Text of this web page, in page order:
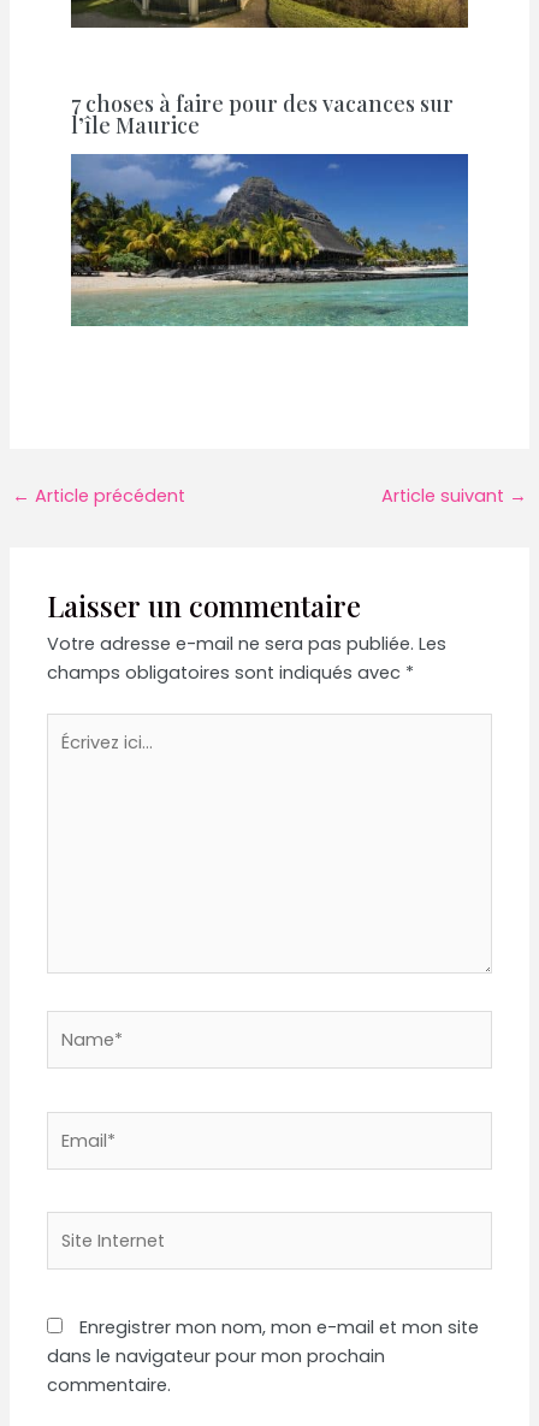
7 choses à faire pour des vacances sur
l’île Maurice
Navigation
← Article précédent Article suivant →
Laisser un commentaire
Votre adresse e-mail ne sera pas publiée. Les
champs obligatoires sont indiqués avec *
ici…
Internet
Enregistrer mon nom, mon e-mail et mon site
dans le navigateur pour mon prochain
commentaire.